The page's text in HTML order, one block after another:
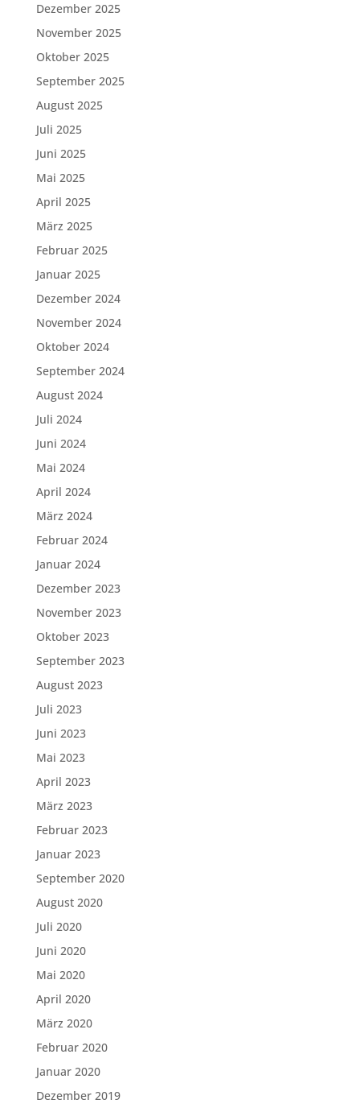
Dezember 2025
November 2025
Oktober 2025
September 2025
August 2025
Juli 2025
Juni 2025
Mai 2025
April 2025
März 2025
Februar 2025
Januar 2025
Dezember 2024
November 2024
Oktober 2024
September 2024
August 2024
Juli 2024
Juni 2024
Mai 2024
April 2024
März 2024
Februar 2024
Januar 2024
Dezember 2023
November 2023
Oktober 2023
September 2023
August 2023
Juli 2023
Juni 2023
Mai 2023
April 2023
März 2023
Februar 2023
Januar 2023
September 2020
August 2020
Juli 2020
Juni 2020
Mai 2020
April 2020
März 2020
Februar 2020
Januar 2020
Dezember 2019